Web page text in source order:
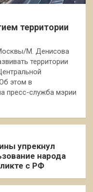
территории
М. Денисова
территории
этом в
пресс-служба мэрии
упрекнул
народа
с РФ